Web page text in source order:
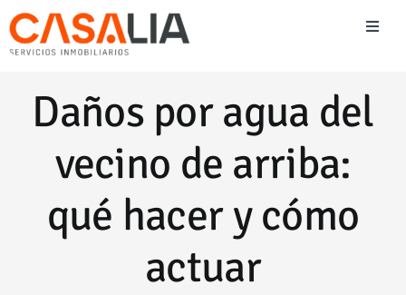
Saltar
al
contenido
Daños por agua del
vecino de arriba:
qué hacer y cómo
actuar